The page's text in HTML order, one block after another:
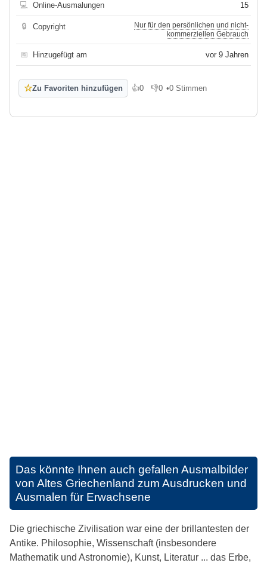
💻 Online-Ausmalungen 15
🔒 Copyright
Nur für den persönlichen und nicht-
kommerziellen Gebrauch
📅 Hinzugefügt am vor 9 Jahren
☆Zu Favoriten hinzufügen 👍0
Gefällt mir
👎0
Gefällt mir nicht
•0 Stimmen
Das könnte Ihnen auch gefallen Ausmalbilder
von Altes Griechenland zum Ausdrucken und
Ausmalen für Erwachsene
Die griechische Zivilisation war eine der brillantesten der
Antike. Philosophie, Wissenschaft (insbesondere
Mathematik und Astronomie), Kunst, Literatur ... das Erbe,